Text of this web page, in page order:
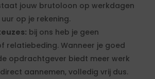
jouw brutoloon op werkdagen
op je rekening.
bij ons heb je geen
relatiebeding. Wanneer je goed
opdrachtgever biedt meer werk
aannemen, volledig vrij dus.